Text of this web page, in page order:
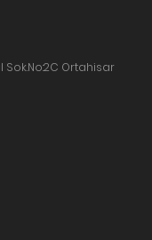
Ortahisar